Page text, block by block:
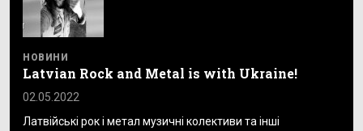
НОВИНИ
Latvian Rock and Metal is with Ukraine!
02.05.2022
Латвійські рок і метал музичні колективи та інші